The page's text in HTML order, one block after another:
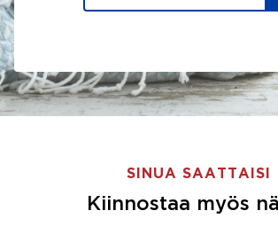
SINUA SAATTAISI
Kiinnostaa myös